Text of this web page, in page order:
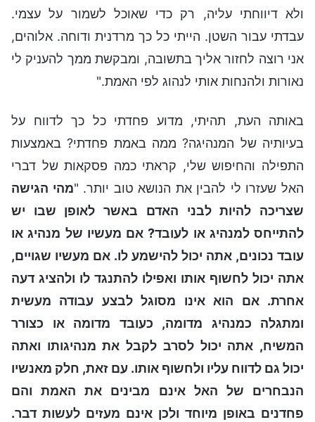
ולא דיווחתי עליה, רק כדי שאוכל לשמור על עצמי.
עבדתי עבור השטן. הייתי כל כך מרדנית ודוחה. אלוהים,
אני רוצה לחזור אליך בתשובה, ומבקשת ממך להעניק לי
נאורות ולהנחות אותי לנהוג לפי האמת."
באותה העת, תהיתי, מדוע פחדתי כל כך לדווח על
בעיותיה של המנהיגה? ממה באמת פחדתי? באמצעות
התפילה והחיפוש שלי, קראתי כמה פסקאות של דברי
האל שעזרו לי להבין את הנושא טוב יותר. "מהי הגישה
שצריכה להיות לבני האדם באשר לאופן שבו יש
להתייחס למנהיג או לעובד? אם מעשיו של מנהיג או
עובד נכונים, אתה יכול להישמע לו. אם מעשיו שגויים,
אתה יכול לחשוף אותו ואפילו להתנגד לו ולהציג דעה
אחרת. אם הוא אינו מסוגל לבצע עבודה מעשית
ומתגלה כמנהיג מדומה, כעובד מדומה או כצורר
המשיח, אתה יכול לסרב לקבל את מנהיגותו ואתה
יכול גם לדווח עליו ולחשוף אותו. עם זאת, חלק מאנשיו
הנבחרים של האל אינם מבינים את האמת והם
פחדנים באופן מיוחד ולכן אינם מעזים לעשות דבר.